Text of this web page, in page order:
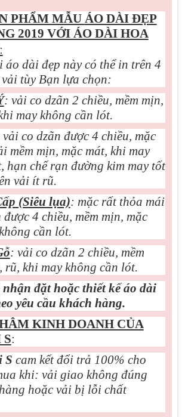
PHẨM MẪU ÁO DÀI ĐẸP
2019 VỚI ÁO DÀI HOA
:
áo dài đẹp này có thể in trên 4
tùy Bạn lựa chọn:
: vải co dzãn 2 chiều, mềm mịn,
may không cần lót.
co dzãn được 4 chiều, mặc
mềm mịn, mặc mát, khi may
hạn chế rạn đường kim may tốt
vải ít rũ.
(Siêu lụa): mặc rất thỏa mái
4 chiều, mềm mịn, mặc
cần lót.
: vải co dzãn 2 chiều, mềm
rũ, khi may không cần lót.
đặt hoặc thiết kế áo dài
yêu cầu khách hàng.
KINH DOANH CỦA
:
S cam kết đổi trả 100% cho
khi: vải giao không đúng
hoặc vải bị lỗi chất